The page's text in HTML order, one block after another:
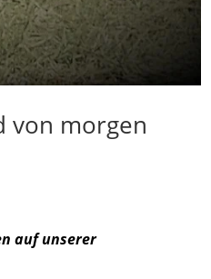
von morgen
auf unserer